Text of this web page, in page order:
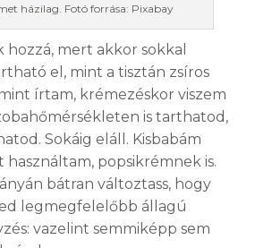
házilag. Fotó forrása: Pixabay
hozzá, mert akkor sokkal
el, mint a tisztán zsíros
írtam, krémezéskor viszem
is tarthatod,
Sokáig eláll. Kisbabám
használtam, popsikrémnek is.
bátran változtass, hogy
legmegfelelőbb állagú
vazelint semmiképp sem